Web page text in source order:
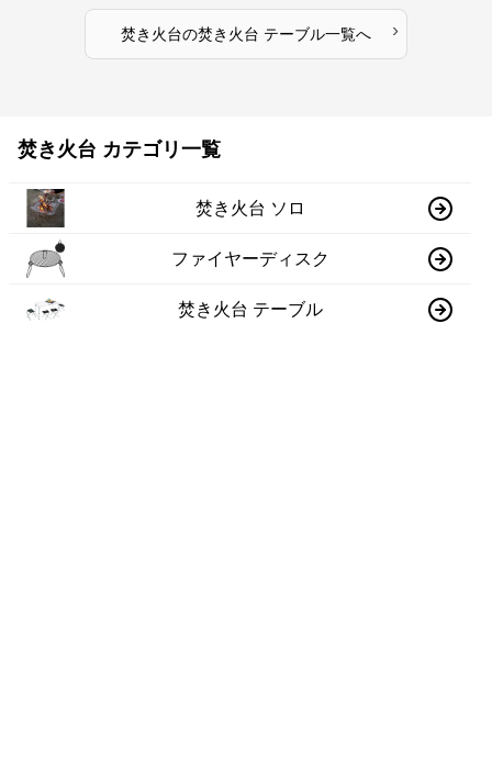
焚き火台の焚き火台 テーブル一覧へ ›
焚き火台 カテゴリ一覧
焚き火台 ソロ
ファイヤーディスク
焚き火台 テーブル